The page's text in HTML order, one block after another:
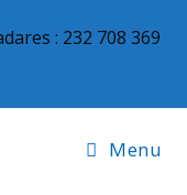
: 232 708 369
Menu